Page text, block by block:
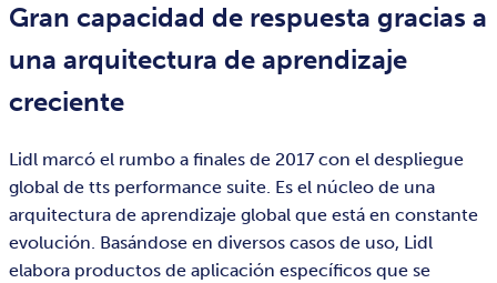
Gran capacidad de respuesta gracias a
una arquitectura de aprendizaje
creciente
Lidl marcó el rumbo a finales de 2017 con el despliegue
global de tts performance suite. Es el núcleo de una
arquitectura de aprendizaje global que está en constante
evolución. Basándose en diversos casos de uso, Lidl
elabora productos de aplicación específicos que se